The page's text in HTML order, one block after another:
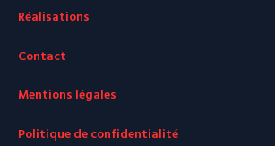
Réalisations
Contact
Mentions légales
Politique de confidentialité